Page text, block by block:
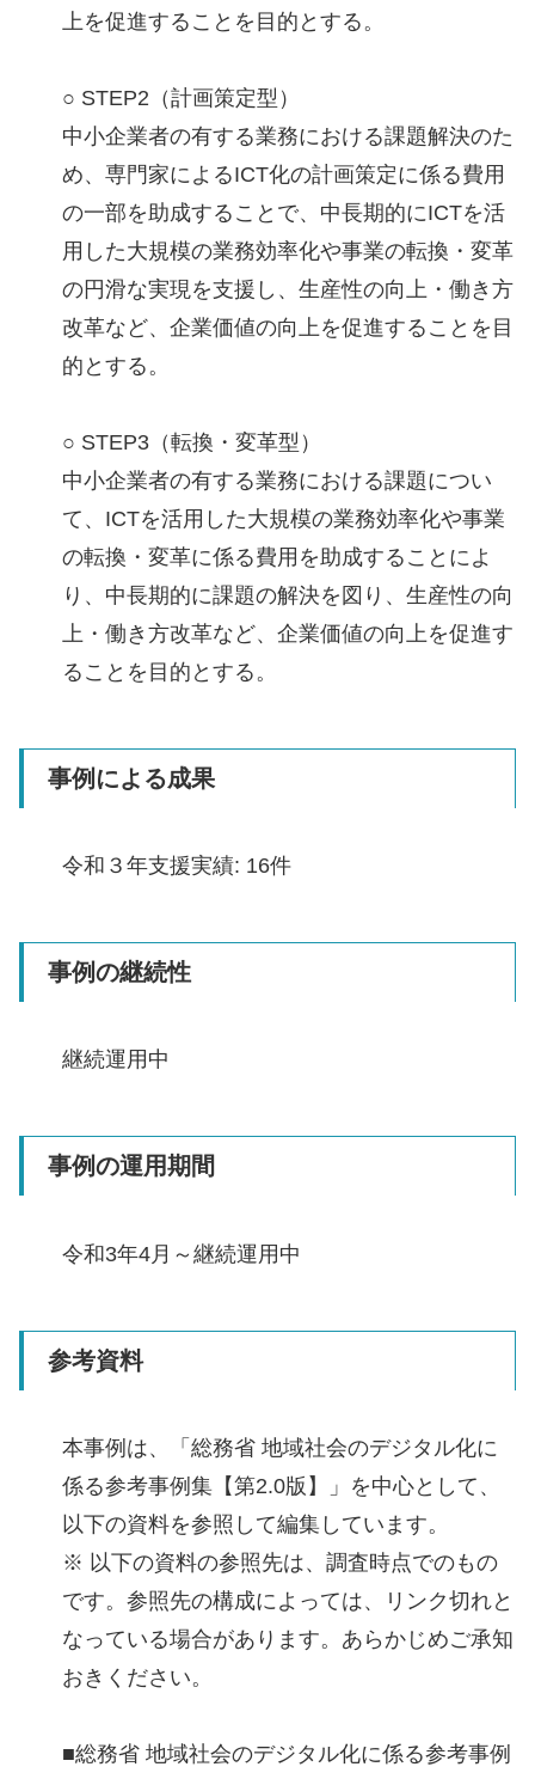
上を促進することを目的とする。
○ STEP2（計画策定型）
中小企業者の有する業務における課題解決のた
め、専門家によるICT化の計画策定に係る費用
の一部を助成することで、中長期的にICTを活
用した大規模の業務効率化や事業の転換・変革
の円滑な実現を支援し、生産性の向上・働き方
改革など、企業価値の向上を促進することを目
的とする。
○ STEP3（転換・変革型）
中小企業者の有する業務における課題につい
て、ICTを活用した大規模の業務効率化や事業
の転換・変革に係る費用を助成することによ
り、中長期的に課題の解決を図り、生産性の向
上・働き方改革など、企業価値の向上を促進す
ることを目的とする。
事例による成果
令和３年支援実績: 16件
事例の継続性
継続運用中
事例の運用期間
令和3年4月～継続運用中
参考資料
本事例は、「総務省 地域社会のデジタル化に
係る参考事例集【第2.0版】」を中心として、
以下の資料を参照して編集しています。
※ 以下の資料の参照先は、調査時点でのもの
です。参照先の構成によっては、リンク切れと
なっている場合があります。あらかじめご承知
おきください。
■総務省 地域社会のデジタル化に係る参考事例